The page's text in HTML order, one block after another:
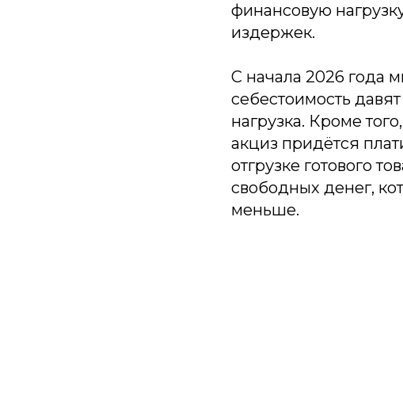
финансовую
издержек.
С начала 2026 года
себестоимость
нагрузка. Кроме
акциз придётся
отгрузке готового
свободных денег,
меньше.